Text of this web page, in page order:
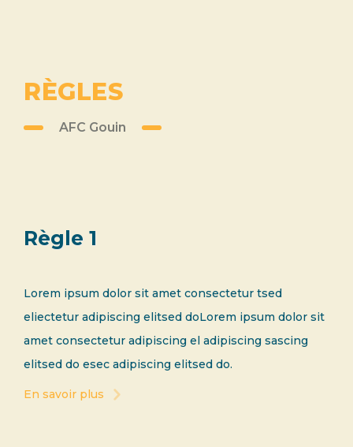
RÈGLES
AFC Gouin
Règle 1
Lorem ipsum dolor sit amet consectetur tsed
eliectetur adipiscing elitsed doLorem ipsum dolor sit
amet consectetur adipiscing el adipiscing sascing
elitsed do esec adipiscing elitsed do.
En savoir plus